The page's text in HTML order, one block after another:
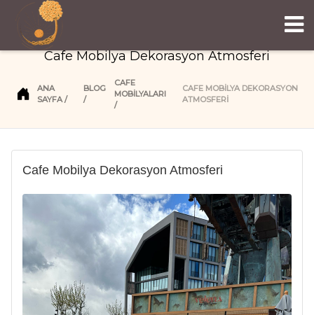
Cafe Mobilya Dekorasyon Atmosferi
ANA
SAYFA
BLOG
CAFE
MOBİLYALARI
CAFE MOBILYA DEKORASYON
ATMOSFERI
Cafe Mobilya Dekorasyon Atmosferi